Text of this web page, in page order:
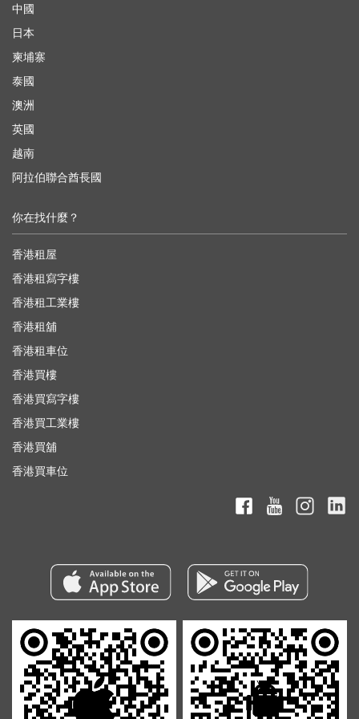
中國
日本
柬埔寨
泰國
澳洲
英國
越南
阿拉伯聯合酋長國
你在找什麼？
香港租屋
香港租寫字樓
香港租工業樓
香港租舖
香港租車位
香港買樓
香港買寫字樓
香港買工業樓
香港買舖
香港買車位